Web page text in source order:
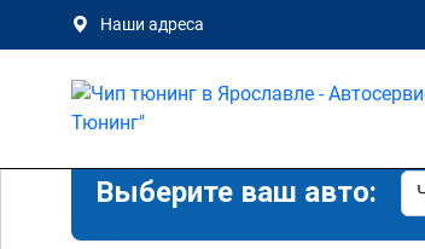
Наши адреса
Выберите ваш авто: